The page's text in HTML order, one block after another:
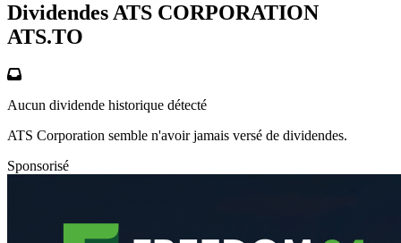
Dividendes ATS CORPORATION
ATS.TO
Aucun dividende historique détecté
ATS Corporation semble n'avoir jamais versé de dividendes.
Sponsorisé